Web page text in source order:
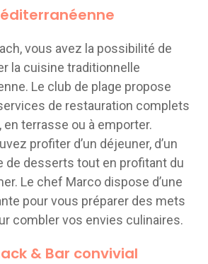
vous avez la possibilité de
la cuisine traditionnelle
Le club de plage propose
de restauration complets
en terrasse ou à emporter.
profiter d’un déjeuner, d’un
de desserts tout en profitant du
Le chef Marco dispose d’une
pour vous préparer des mets
combler vos envies culinaires.
& Bar convivial